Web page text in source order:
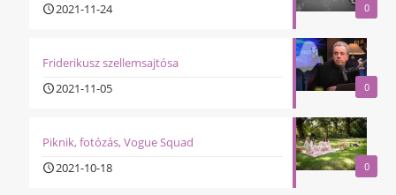
0
2021-11-24
0
Friderikusz szellemsajtósa
2021-11-05
0
Piknik, fotózás, Vogue Squad
2021-10-18